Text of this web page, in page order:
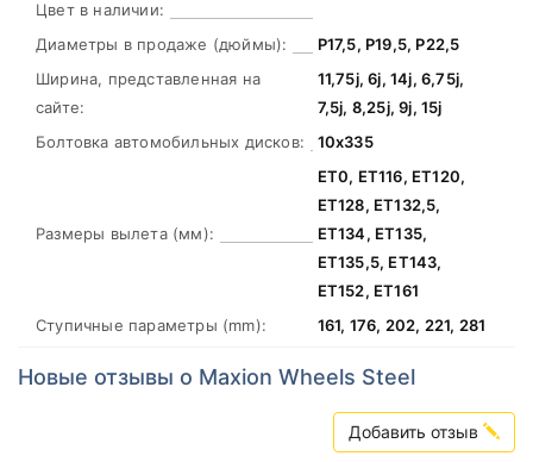
Цвет в наличии:
Диаметры в продаже (дюймы):
Р17,5, Р19,5, Р22,5
Ширина, представленная на
сайте:
11,75j, 6j, 14j, 6,75j,
7,5j, 8,25j, 9j, 15j
Болтовка автомобильных дисков:
10х335
Размеры вылета (мм):
ЕТ0, ЕТ116, ЕТ120,
ЕТ128, ЕТ132,5,
ЕТ134, ЕТ135,
ЕТ135,5, ЕТ143,
ЕТ152, ЕТ161
Ступичные параметры (mm):
161, 176, 202, 221, 281
Новые отзывы о Maxion Wheels Steel
Добавить отзыв